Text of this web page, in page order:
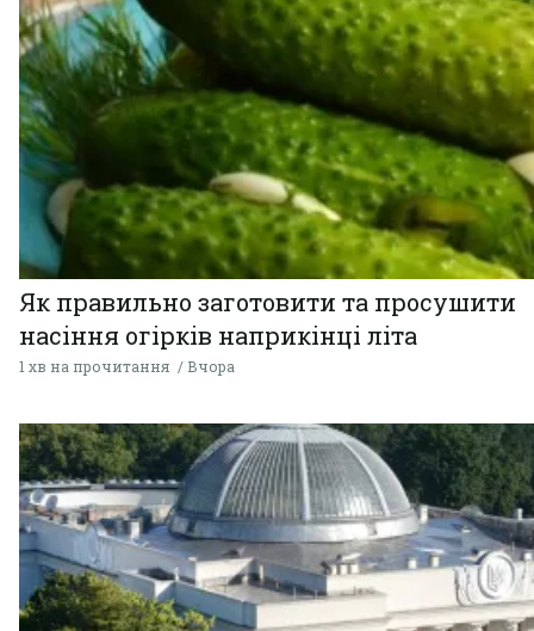
Як правильно заготовити та просушити
насіння огірків наприкінці літа
1 хв на прочитання Вчора